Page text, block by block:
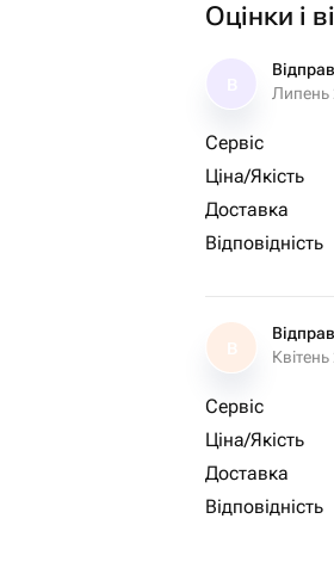
Оцінки і
Липень
Сервіс
Ціна/Якість
Доставка
Відповідність
В
Сервіс
Ціна/Якість
Доставка
Відповідність